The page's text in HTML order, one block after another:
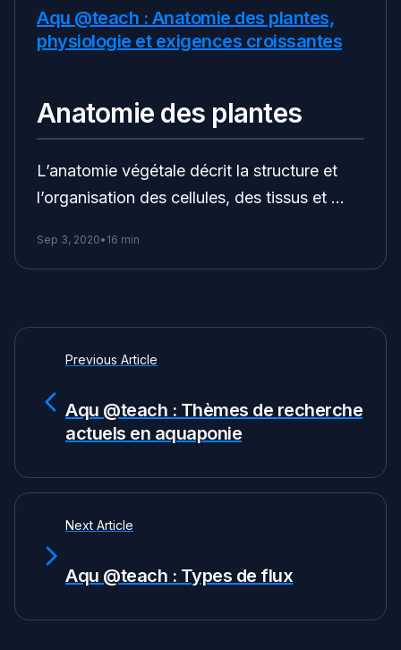
Aqu @teach : Anatomie des plantes,
physiologie et exigences croissantes
Anatomie des plantes
L’anatomie végétale décrit la structure et
l’organisation des cellules, des tissus et …
Sep 3, 2020• 16 min
Previous Article
Aqu @teach : Thèmes de recherche
actuels en aquaponie
Next Article
Aqu @teach : Types de flux